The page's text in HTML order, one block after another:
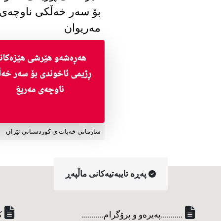
بۆ سەر خەڵکی
مەریوان
سازمانی خەبات ی کوردستانی ئێران
په‌ڕه‌ تایبه‌تیه‌کانی ماڵپه‌ڕ
...........په‌یره‌و و پرۆگرام...........